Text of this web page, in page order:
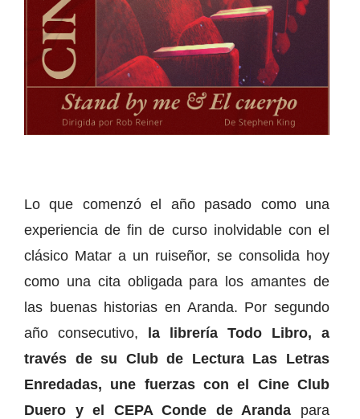
Lo que comenzó el año pasado como una
experiencia de fin de curso inolvidable con el
clásico Matar a un ruiseñor, se consolida hoy
como una cita obligada para los amantes de
las buenas historias en Aranda. Por segundo
año consecutivo, la librería Todo Libro, a
través de su Club de Lectura Las Letras
Enredadas, une fuerzas con el Cine Club
Duero y el CEPA Conde de Aranda para